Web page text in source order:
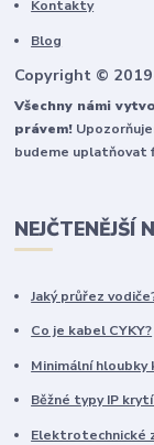
Kontakty
Blog
Copyright ©
Všechny námi
právem!
budeme uplatňovat
NEJČTENĚJŠÍ
Jaký průřez
Co je kabel CYKY?
Minimální
Běžné typy IP
Elektrotechnické